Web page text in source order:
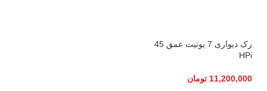
رک دیواری 7 یونیت عمق 45
HPi
11,200,000 تومان